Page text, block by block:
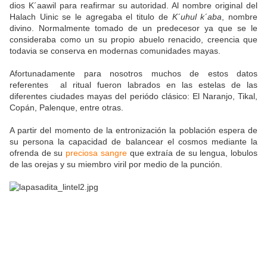
dios K´aawil para reafirmar su autoridad. Al nombre original del
Halach Uinic se le agregaba el titulo de K´uhul k´aba , nombre
divino. Normalmente tomado de un predecesor ya que se le
consideraba como un su propio abuelo renacido, creencia que
todavia se conserva en modernas comunidades mayas.
Afortunadamente para nosotros muchos de estos datos
referentes al ritual fueron labrados en las estelas de las
diferentes ciudades mayas del periódo clásico: El Naranjo, Tikal,
Copán, Palenque, entre otras.
A partir del momento de la entronización la población espera de
su persona la capacidad de balancear el cosmos mediante la
ofrenda de su preciosa sangreque extraía de su lengua, lobulos
de las orejas y su miembro viril por medio de la punción.